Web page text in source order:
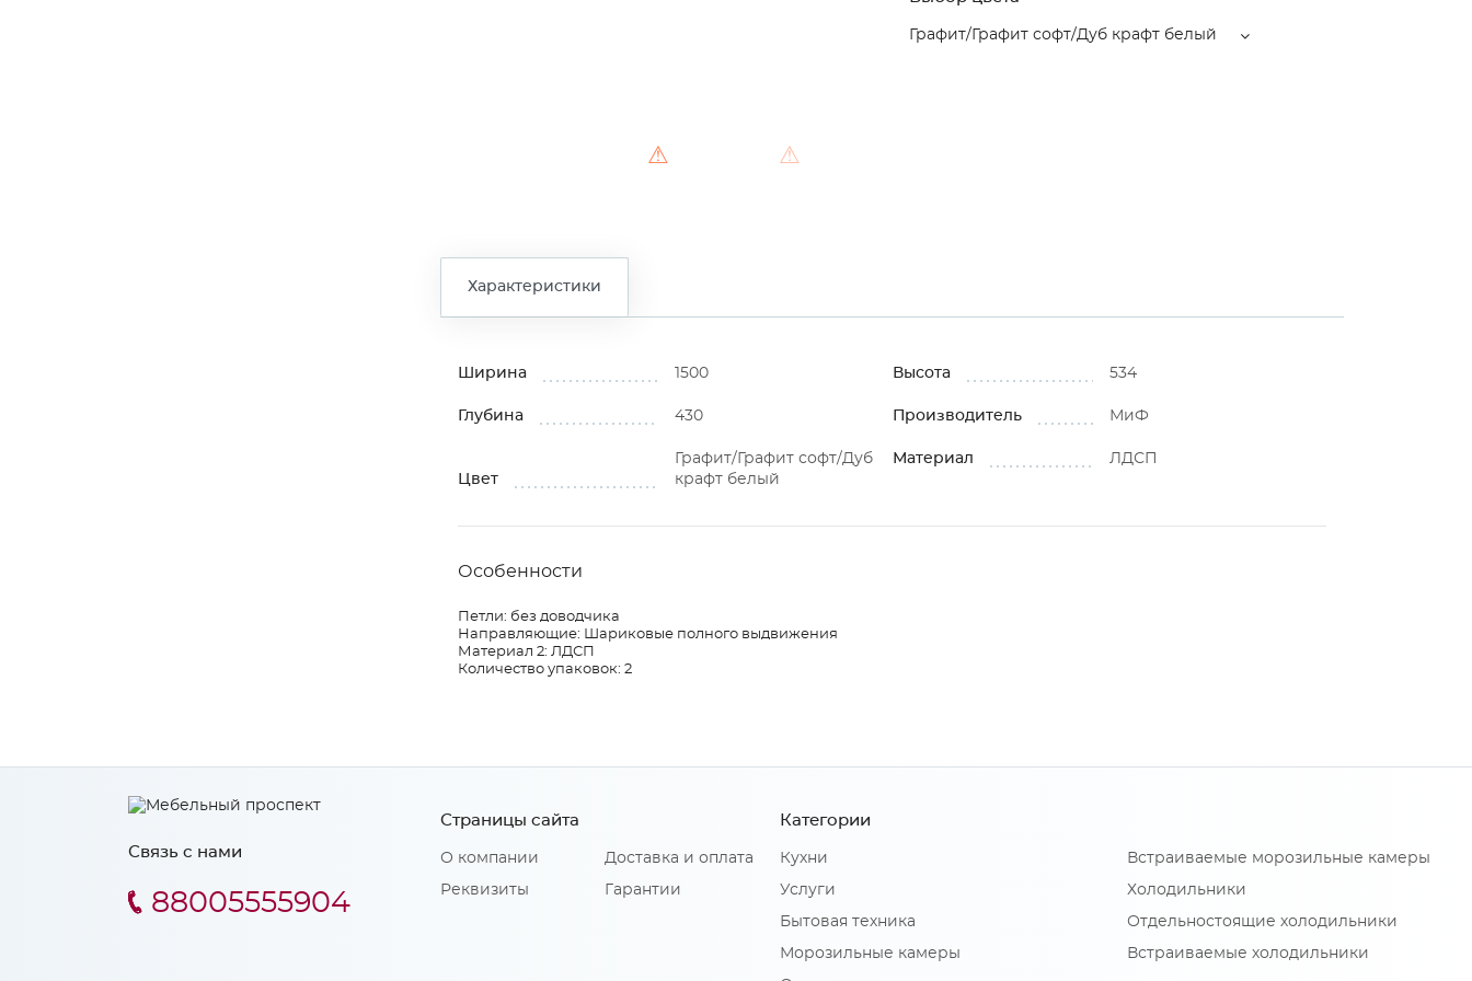
⚠ ⚠
Графит/Графит софт/Дуб крафт белый
Характеристики
Ширина 1500 Высота 534
Глубина 430 Производитель МиФ
Цвет
Графит/Графит софт/Дуб
крафт белый
Материал ЛДСП
Особенности
Петли: без доводчика
Направляющие: Шариковые полного выдвижения
Материал 2: ЛДСП
Количество упаковок: 2
Связь с нами
88005555904
Страницы сайта
О компании
Реквизиты
Доставка и оплата
Гарантии
Категории
Кухни
Услуги
Бытовая техника
Морозильные камеры
Встраиваемые морозильные камеры
Холодильники
Отдельностоящие холодильники
Встраиваемые холодильники